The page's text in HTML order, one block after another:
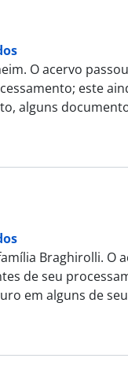
O acervo
este
alguns
Braghirolli. O
de seu
em alguns de